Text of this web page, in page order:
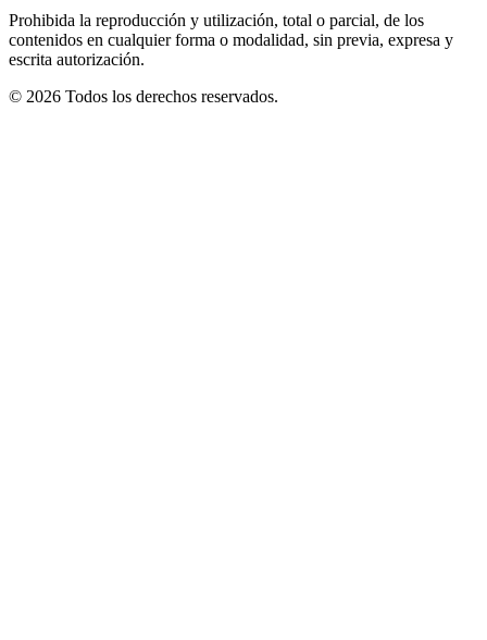
Prohibida la reproducción y utilización, total o parcial, de los
contenidos en cualquier forma o modalidad, sin previa, expresa y
escrita autorización.
© 2026 Todos los derechos reservados.